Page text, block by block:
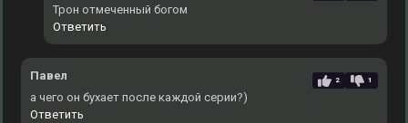
Трон отмеченный богом
Ответить
Павел 2 1
а чего он бухает после каждой серии?)
Ответить